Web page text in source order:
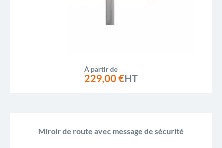
À partir de
229,00 €HT
Miroir de route avec message de sécurité